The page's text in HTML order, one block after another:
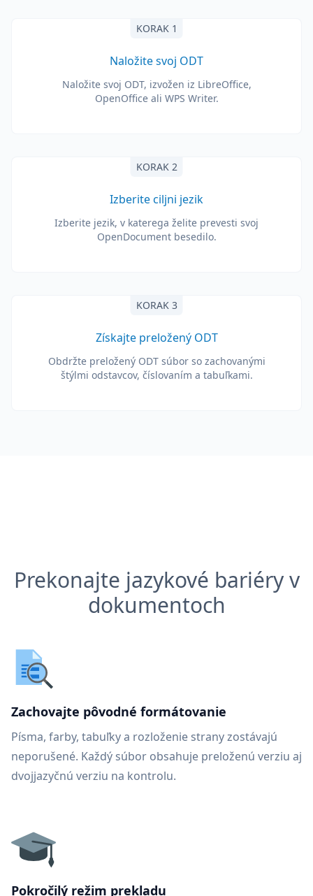
KORAK 1
Naložite svoj ODT
Naložite svoj ODT, izvožen iz LibreOffice,
OpenOffice ali WPS Writer.
KORAK 2
Izberite ciljni jezik
Izberite jezik, v katerega želite prevesti svoj
OpenDocument besedilo.
KORAK 3
Získajte preložený ODT
Obdržte preložený ODT súbor so zachovanými
štýlmi odstavcov, číslovaním a tabuľkami.
Prekonajte jazykové bariéry v
dokumentoch
Zachovajte pôvodné formátovanie
Písma, farby, tabuľky a rozloženie strany zostávajú
neporušené. Každý súbor obsahuje preloženú verziu aj
dvojjazyčnú verziu na kontrolu.
Pokročilý režim prekladu